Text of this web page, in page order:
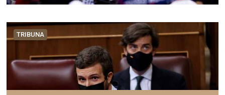
TRIBUNA